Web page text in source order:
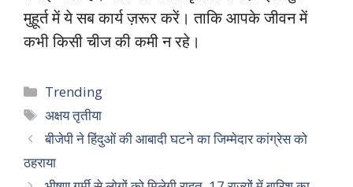
मुहूर्त में ये सब कार्य ज़रूर करें। ताकि आपके जीवन में
कभी किसी चीज की कमी न रहे।
Categories
Trending
Tags
अक्षय तृतीया
बीजेपी ने हिंदुओं की आबादी घटने का जिम्मेदार कांग्रेस को
ठहराया